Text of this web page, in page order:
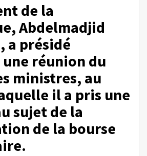
de la
Abdelmadjid
a présidé
réunion du
ministres, au
il a pris une
sujet de la
de la bourse